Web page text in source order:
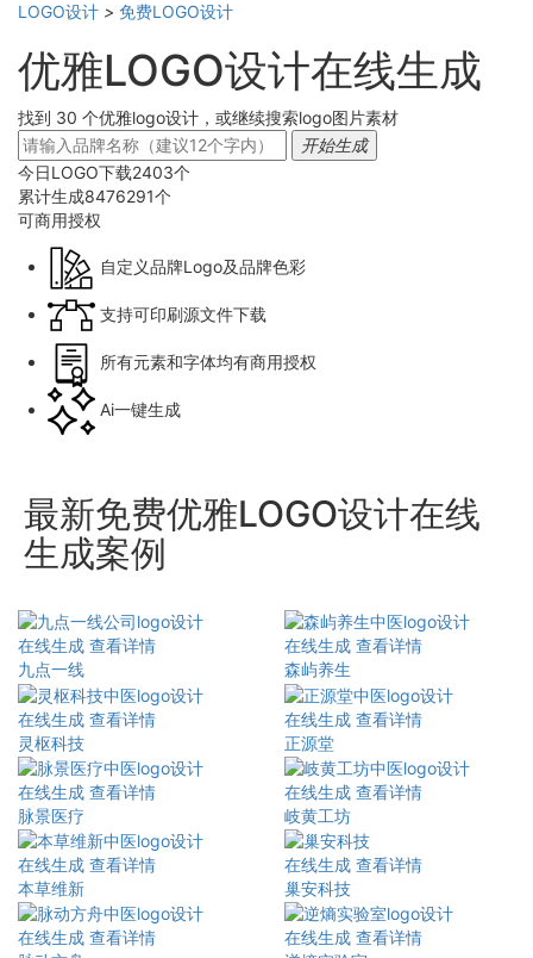
LOGO设计 > 免费LOGO设计
优雅LOGO设计在线生成
找到 30 个优雅logo设计，或继续搜索logo图片素材
开始生成
今日LOGO下载2403个
累计生成8476291个
可商用授权
自定义品牌Logo及品牌色彩
支持可印刷源文件下载
所有元素和字体均有商用授权
Ai一键生成
最新免费优雅LOGO设计在线
生成案例
在线生成 查看详情
九点一线
在线生成 查看详情
森屿养生
在线生成 查看详情
灵枢科技
在线生成 查看详情
正源堂
在线生成 查看详情
脉景医疗
在线生成 查看详情
岐黄工坊
在线生成 查看详情
本草维新
在线生成 查看详情
巢安科技
在线生成 查看详情
在线生成 查看详情